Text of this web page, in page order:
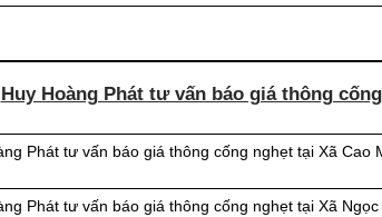
Huy Hoàng Phát tư vấn báo giá thông
Phát tư vấn báo giá thông cống nghẹt tại Xã Cao
Phát tư vấn báo giá thông cống nghẹt tại Xã